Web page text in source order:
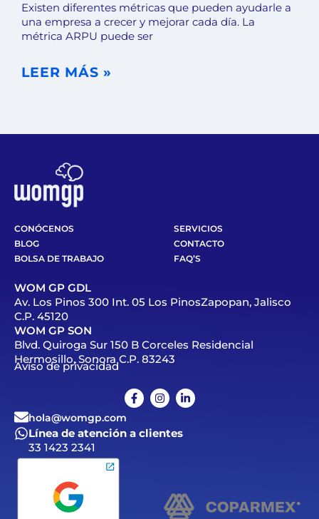
Existen diferentes métricas que pueden ayudarle a
una empresa a crecer y mejorar cada día. La
métrica ARPU puede ser
LEER MÁS »
CONÓCENOS
SERVICIOS
BLOG
CONTACTO
BOLSA DE TRABAJO
FAQ’S
WOM GP GDL
Av. Los Pinos 300 Int. 05 Los PinosZapopan, Jalisco
C.P. 45120
WOM GP SON
Blvd. Quiroga Sur 150 B Corceles Residencial
Hermosillo, Sonora C.P. 83243
Aviso de privacidad
hola@womgp.com
Línea de atención a clientes
33 1423 2341